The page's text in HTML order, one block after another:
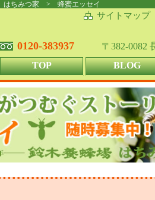
はちみつ家 > 蜂蜜エッセイ
サイトマップ
0120-383937
〒382-0082
TOP
BLOG